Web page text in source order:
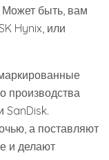
быть, вам
Hynix, или
производства
SanDisk.
а поставляют
и делают